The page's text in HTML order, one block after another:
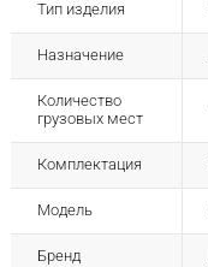
Тип изделия
Назначение
Количество
грузовых мест
Комплектация
Модель
Бренд